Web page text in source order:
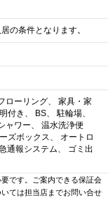
の条件となります。
ローリング、 家具・家
付き、 BS、 駐輪場、
ャワー、 温水洗浄便
ズボックス、 オートロ
通報システム、 ゴミ出
です。ご案内できる保証会
ては担当店までお問い合せ